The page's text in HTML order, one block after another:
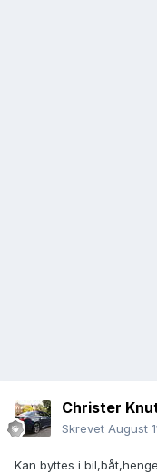
Christer
Skrevet August
Kan byttes i